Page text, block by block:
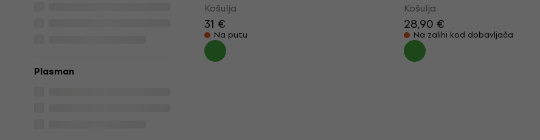
Plasman
Košulja
31 €
Na putu
Košulja
28,90 €
Na zalihi kod dobavljača